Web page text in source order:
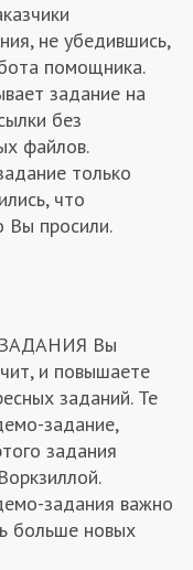
не убедившись,
помощника.
задание на
без
файлов.
только
что
Вы просили.
ЗАДАНИЯ Вы
и повышаете
заданий. Те
задание,
задания
задания важно
больше новых